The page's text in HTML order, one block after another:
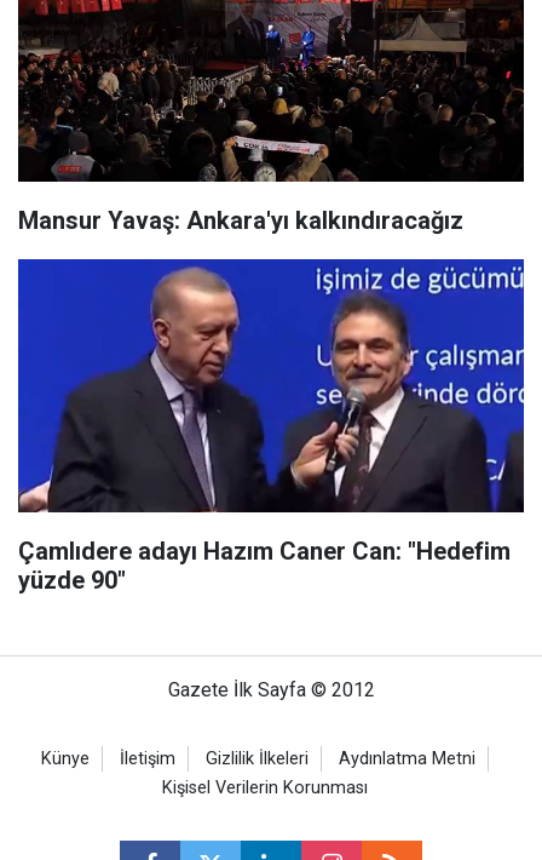
Mansur Yavaş: Ankara'yı kalkındıracağız
Çamlıdere adayı Hazım Caner Can: "Hedefim
yüzde 90"
Gazete İlk Sayfa © 2012
Künye İletişim Gizlilik İlkeleri
Aydınlatma Metni
Kişisel Verilerin Korunması